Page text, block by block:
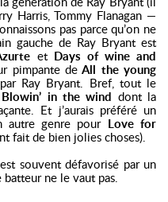
Harris, Tommy Flanagan —
pas parce qu’on ne
gauche de Ray Bryant est
et Days of wine and
pimpante deAll the young
Ray Bryant. Bref, tout le
Blowin’ in the wind dont la
Et j’aurais préféré un
autre genre pour Love for
fait de bien jolies choses).
souvent défavorisé par un
ne le vaut pas.